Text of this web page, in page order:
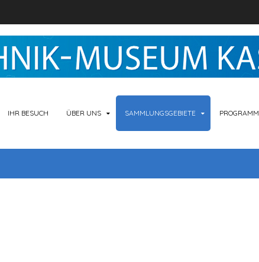
IHR BESUCH ÜBER UNS SAMMLUNGSGEBIETE PROGRAMM